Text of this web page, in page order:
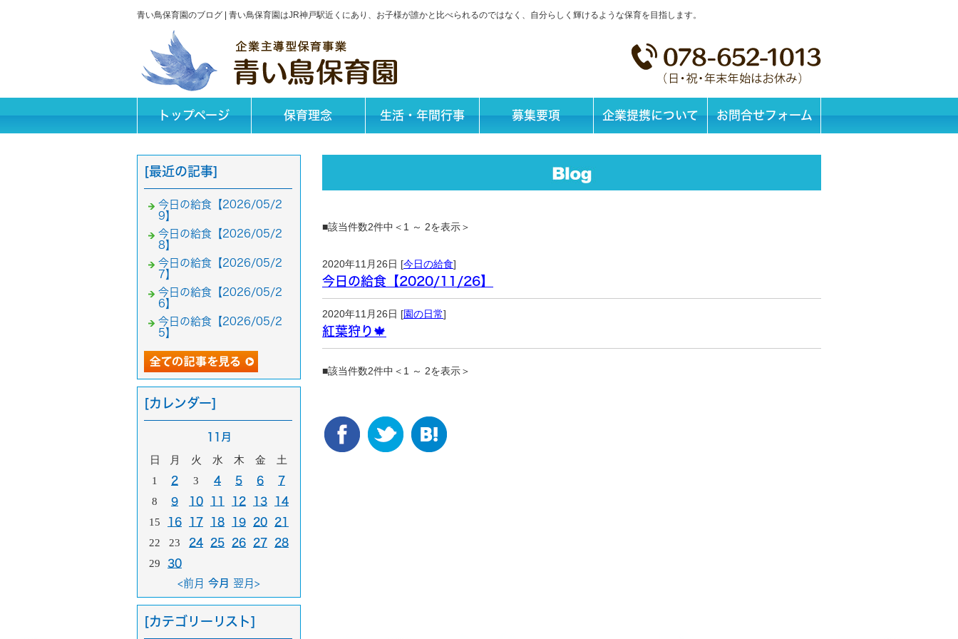
青い鳥保育園のブログ | 青い鳥保育園はJR神戸駅近くにあり、お子様が誰かと比べられるのではなく、自分らしく輝けるような保育を目指します。
トップページ 保育理念 生活・年間行事 募集要項 企業提携について お問合せフォーム
■該当件数2件中＜1 ～ 2を表示＞
2020年11月26日 [今日の給食]
今日の給食【2020/11/26】
2020年11月26日 [園の日常]
紅葉狩り🍁
■該当件数2件中＜1 ～ 2を表示＞
[最近の記事]
今日の給食【2026/05/2
9】
今日の給食【2026/05/2
8】
今日の給食【2026/05/2
7】
今日の給食【2026/05/2
6】
今日の給食【2026/05/2
5】
[カレンダー]
11月
日 月 火 水 木 金
土
1
2 3 4 5 6 7
8 9 10 11 12 13 14
15 16 17 18 19 20 21
22 23 24 25 26 27 28
29
30
<前月 今月 翌月>
[カテゴリーリスト]